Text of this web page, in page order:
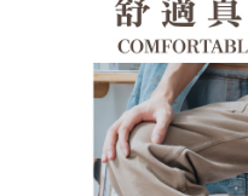
權轉讓予恩沛科技股份有限公司。
２．關於個人資料處理事宜，請瀏
https://aftee.tw/terms/#terms3
３．未成年的使用者請事先徵得
「AFTEE先享後付」，若未經同
４．使用「AFTEE先享後付」時
時審查核予不同之上限額度；若
請求用戶進行身份認證。
郵局(離島專用)
每筆NT$125，滿NT$1,380(
海外宅配（貨到付運費）